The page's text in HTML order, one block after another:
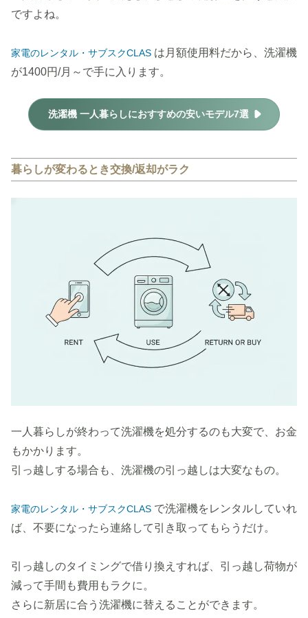
ですよね。
家電のレンタル・サブスクCLAS は月額使用料だから、洗濯機
が1400円/月～で手に入ります。
洗濯機 一人暮らしにおすすめの安いモデル7選
暮らしが変わるとき交換/返却がラク
一人暮らしが終わって洗濯機を処分するのも大変で、お金
もかかります。
引っ越しする場合も、洗濯機の引っ越しは大変なもの。
家電のレンタル・サブスクCLAS で洗濯機をレンタルしていれ
ば、不要になったら連絡して引き取ってもらうだけ。
引っ越しのタイミングで借り換えすれば、引っ越し荷物が
減って手間も費用もラクに。
さらに新居に合う洗濯機に替えることができます。